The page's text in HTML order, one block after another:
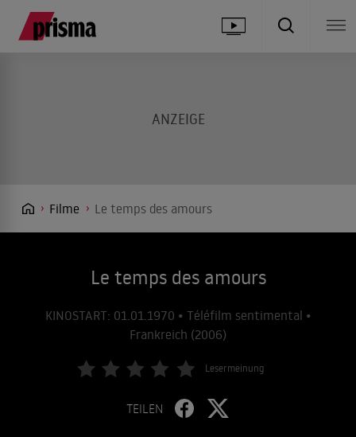
Filme Le temps des amours
Le temps des amours
KINOSTART: 01.01.1970 • Téléfilm sentimental •
Frankreich (2006)
Lesermeinung
TEILEN